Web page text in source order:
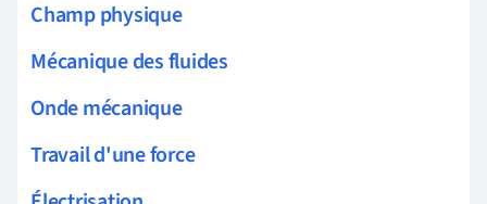
Champ physique
Mécanique des fluides
Onde mécanique
Travail d'une force